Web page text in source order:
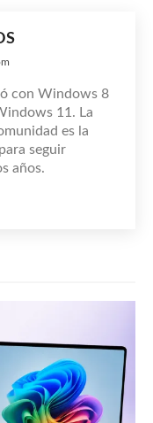
con Windows 8
11. La
es la
seguir
años.